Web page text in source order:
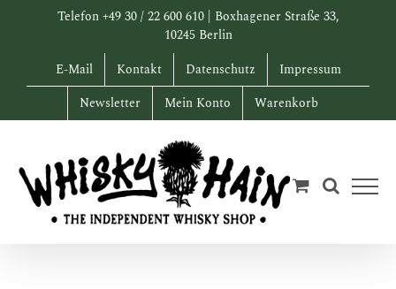
Telefon +49 30 / 22 600 610 | Boxhagener Straße 33,
10245 Berlin
E-Mail
Kontakt Datenschutz
Impressum
Newsletter
Mein Konto Warenkorb